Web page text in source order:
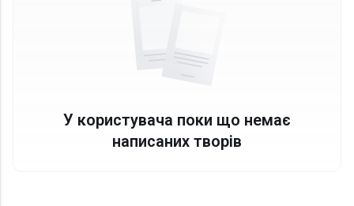
У користувача поки що немає
написаних творів